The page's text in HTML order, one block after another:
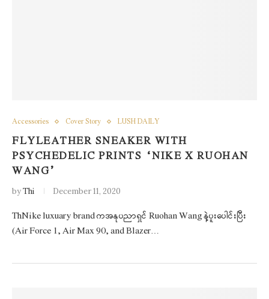
Accessories Cover Story LUSH DAILY
FLYLEATHER SNEAKER WITH
PSYCHEDELIC PRINTS “NIKE X RUOHAN
WANG”
byThi December 11, 2020
ThNike luxuary brand ကအနုပညာရှင် Ruohan Wang နဲ့ပူးပေါင်းပြီး
(Air Force 1, Air Max 90, and Blazer…